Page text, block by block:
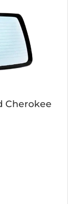
Cherokee